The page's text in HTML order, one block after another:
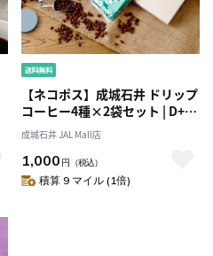
【ネコポス】成城石井 ドリップ
コーヒー4種×2袋セット | D+2 |
他商品との同時購入不可
成城石井 JAL Mall店
1,000 円 （税込）
積算 9 マイル (1倍)